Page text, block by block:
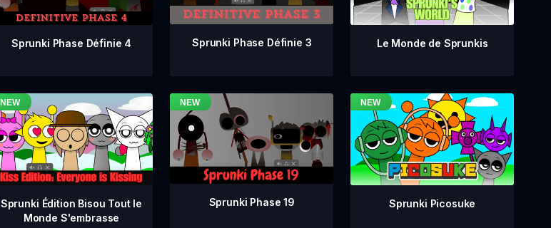
Sprunki Phase Définie 4 Sprunki Phase Définie 3 Le Monde de Sprunkis
Sprunki Édition Bisou Tout le
Monde S'embrasse
Sprunki Phase 19 Sprunki Picosuke